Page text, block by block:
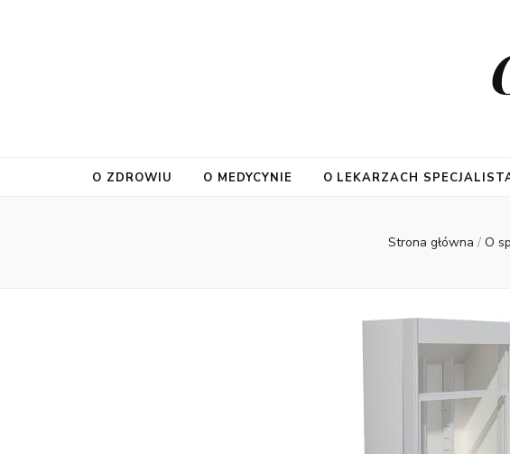
O ZDROWIU O MEDYCYNIE O LEKARZACH
Strona główna / O